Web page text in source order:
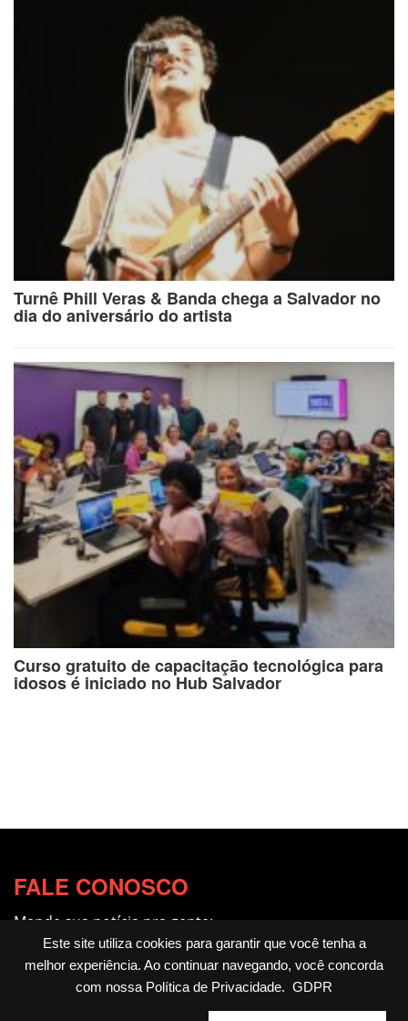
Este site utiliza cookies para garantir que você tenha a
melhor experiência. Ao continuar navegando, você concorda
com nossa Política de Privacidade. GDPR
Turnê Phill Veras & Banda chega a Salvador no
dia do aniversário do artista
Curso gratuito de capacitação tecnológica para
idosos é iniciado no Hub Salvador
FALE CONOSCO
Mande sua notícia pra gente:
redacao@fotocitando.com.br
Políticas de Privacidade